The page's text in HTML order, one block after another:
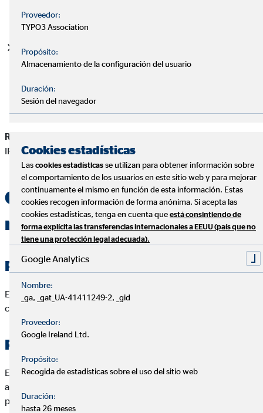
Pensión mínima 2026 (jubilación, 65+):
€/mes hasta1.256,60 €/mes (en 14 pagas), según tu
Revalorización general 2026:
IPC medio).
Qué ha cambiado en 2026
respecto a 2025
Revalorización del 1 de enero
En 2026, las pensiones contributivas se revalorizan con
carácter general un
Pensión máxima (sube el tope)
El límite máximo pasa a3.359,60 €al mes (47.034,40 € al
año), frente al tope de 2025. Este tope está fijado en la norma
publicada en el BOE para 2026.
Proveedor:
TYPO3 Association
Propósito:
Almacenamiento de la configuración del usuario
Duración:
Sesión del navegador
Cookies estadísticas
Las cookies estadísticas se utilizan para obtener información sobre
el comportamiento de los usuarios en este sitio web y para mejorar
continuamente el mismo en función de esta información. Estas
cookies recogen información de forma anónima. Si acepta las
cookies estadísticas, tenga en cuenta que está consintiendo de
forma explícita las transferencias internacionales a EEUU (país que no
tiene una protección legal adecuada).
Google Analytics
Nombre:
_ga, _gat_UA-41411249-2, _gid
Proveedor:
Google Ireland Ltd.
Propósito:
Recogida de estadísticas sobre el uso del sitio web
Duración:
hasta 26 meses